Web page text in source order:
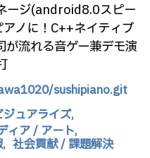
ージ(android8.0スピー
ノに！C++ネイティブ
流れる音ゲー兼デモ演
sushipiano.git
ジュアライズ,
ィア / アート,
, 社会貢献 / 課題解決